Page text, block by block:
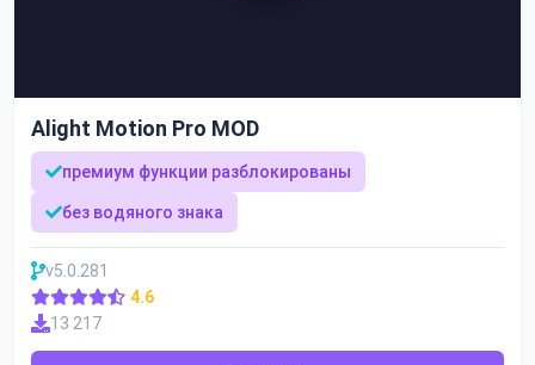
Alight Motion Pro MOD
премиум функции разблокированы
без водяного знака
v5.0.281
4.6
13 217